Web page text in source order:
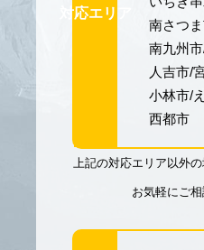
対応エリア
南さつ
南九州市
人吉市
小林市
西都市
上記の対応エリア以外の
お気軽にご相